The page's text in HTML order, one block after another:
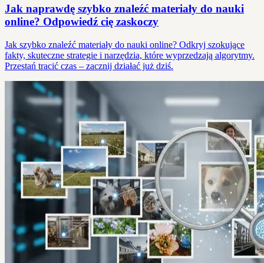
Jak naprawdę szybko znaleźć materiały do nauki
online? Odpowiedź cię zaskoczy
Jak szybko znaleźć materiały do nauki online? Odkryj szokujące
fakty, skuteczne strategie i narzędzia, które wyprzedzają algorytmy.
Przestań tracić czas – zacznij działać już dziś.